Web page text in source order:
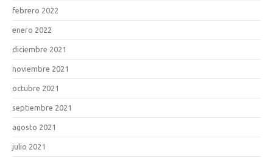
febrero 2022
enero 2022
diciembre 2021
noviembre 2021
octubre 2021
septiembre 2021
agosto 2021
julio 2021